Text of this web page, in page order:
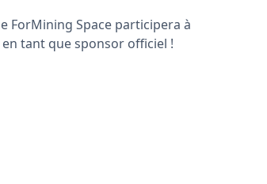
ForMining Space participera à
tant que sponsor officiel !